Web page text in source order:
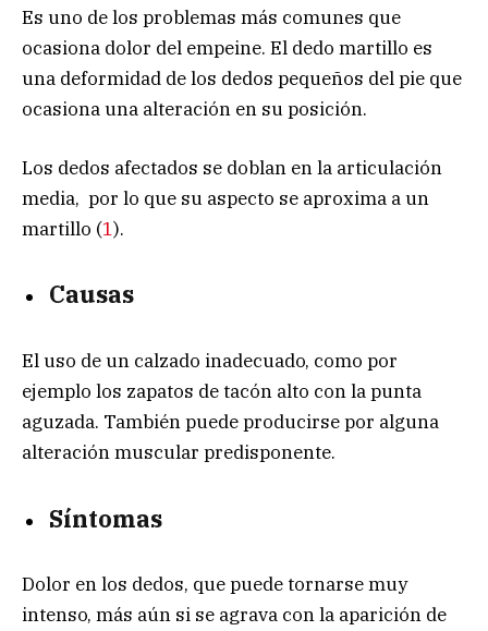
Es uno de los problemas más comunes que
ocasiona dolor del empeine. El dedo martillo es
una deformidad de los dedos pequeños del pie que
ocasiona una alteración en su posición.
Los dedos afectados se doblan en la articulación
media, por lo que su aspecto se aproxima a un
martillo (1).
Causas
El uso de un calzado inadecuado, como por
ejemplo los zapatos de tacón alto con la punta
aguzada. También puede producirse por alguna
alteración muscular predisponente.
Síntomas
Dolor en los dedos, que puede tornarse muy
intenso, más aún si se agrava con la aparición de